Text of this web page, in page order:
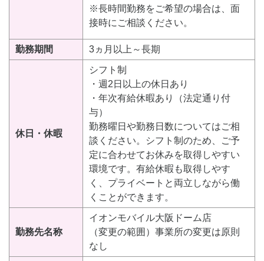
※長時間勤務をご希望の場合は、面
接時にご相談ください。
勤務期間 3ヵ月以上～長期
休日・休暇
シフト制
・週2日以上の休日あり
・年次有給休暇あり（法定通り付
与）
勤務曜日や勤務日数についてはご相
談ください。シフト制のため、ご予
定に合わせてお休みを取得しやすい
環境です。有給休暇も取得しやす
く、プライベートと両立しながら働
くことができます。
勤務先名称
イオンモバイル大阪ドーム店
（変更の範囲）事業所の変更は原則
なし